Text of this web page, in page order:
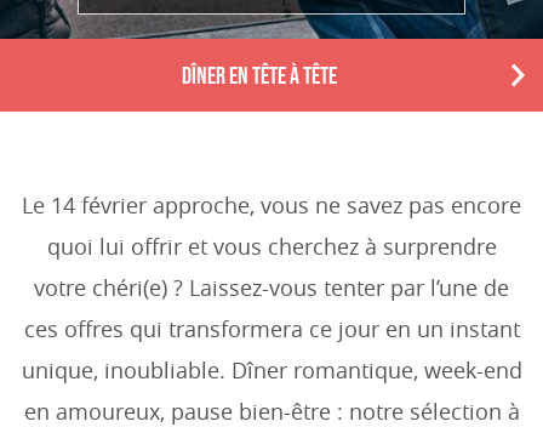
DÎNER EN TÊTE À TÊTE
N
Le 14 février approche, vous ne savez pas encore
quoi lui offrir et vous cherchez à surprendre
votre chéri(e) ? Laissez-vous tenter par l’une de
ces offres qui transformera ce jour en un instant
unique, inoubliable. Dîner romantique, week-end
en amoureux, pause bien-être : notre sélection à